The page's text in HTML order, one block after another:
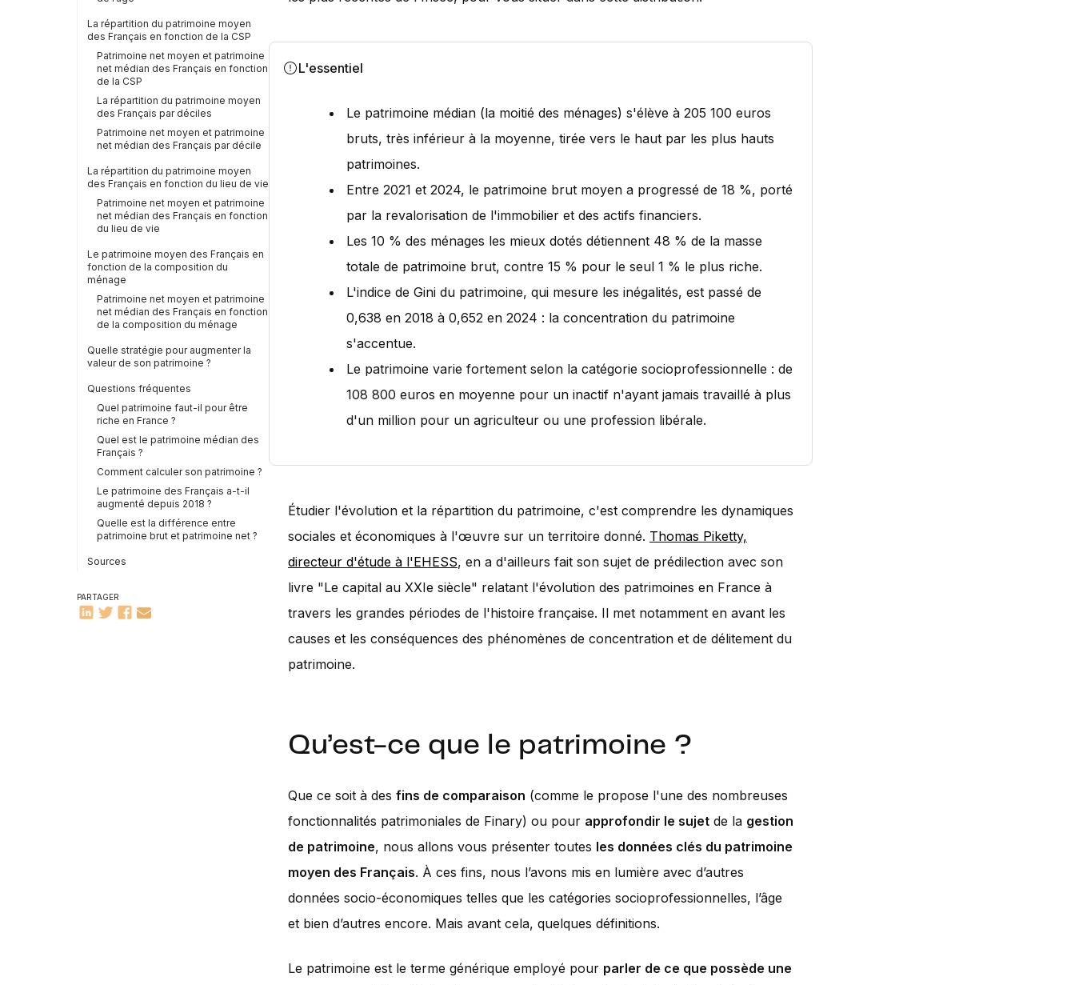
La répartition du patrimoine moyen
des Français en fonction de la CSP
Patrimoine net moyen et patrimoine
net médian des Français en fonction
de la CSP
La répartition du patrimoine moyen
des Français par déciles
Patrimoine net moyen et patrimoine
net médian des Français par décile
La répartition du patrimoine moyen
des Français en fonction du lieu de vie
Patrimoine net moyen et patrimoine
net médian des Français en fonction
du lieu de vie
Le patrimoine moyen des Français en
fonction de la composition du
ménage
Patrimoine net moyen et patrimoine
net médian des Français en fonction
de la composition du ménage
Quelle stratégie pour augmenter la
valeur de son patrimoine ?
Questions fréquentes
Quel patrimoine faut-il pour être
riche en France ?
Quel est le patrimoine médian des
Français ?
Comment calculer son patrimoine ?
Le patrimoine des Français a-t-il
augmenté depuis 2018 ?
Quelle est la différence entre
patrimoine brut et patrimoine net ?
Sources
PARTAGER
L'essentiel
Le patrimoine médian (la moitié des ménages) s'élève à 205 100 euros
bruts, très inférieur à la moyenne, tirée vers le haut par les plus hauts
patrimoines.
Entre 2021 et 2024, le patrimoine brut moyen a progressé de 18 %, porté
par la revalorisation de l'immobilier et des actifs financiers.
Les 10 % des ménages les mieux dotés détiennent 48 % de la masse
totale de patrimoine brut, contre 15 % pour le seul 1 % le plus riche.
L'indice de Gini du patrimoine, qui mesure les inégalités, est passé de
0,638 en 2018 à 0,652 en 2024 : la concentration du patrimoine
s'accentue.
Le patrimoine varie fortement selon la catégorie socioprofessionnelle : de
108 800 euros en moyenne pour un inactif n'ayant jamais travaillé à plus
d'un million pour un agriculteur ou une profession libérale.
Étudier l'évolution et la répartition du patrimoine, c'est comprendre les dynamiques
sociales et économiques à l'œuvre sur un territoire donné. Thomas Piketty,
directeur d'étude à l'EHESS, en a d'ailleurs fait son sujet de prédilection avec son
livre "Le capital au XXIe siècle" relatant l'évolution des patrimoines en France à
travers les grandes périodes de l'histoire française. Il met notamment en avant les
causes et les conséquences des phénomènes de concentration et de délitement du
patrimoine.
Qu’est-ce que le patrimoine ?
Que ce soit à des fins de comparaison (comme le propose l'une des nombreuses
fonctionnalités patrimoniales de Finary) ou pour approfondir le sujet de la gestion
de patrimoine, nous allons vous présenter toutes les données clés du patrimoine
moyen des Français. À ces fins, nous l’avons mis en lumière avec d’autres
données socio-économiques telles que les catégories socioprofessionnelles, l’âge
et bien d’autres encore. Mais avant cela, quelques définitions.
Le patrimoine est le terme générique employé pour parler de ce que possède une